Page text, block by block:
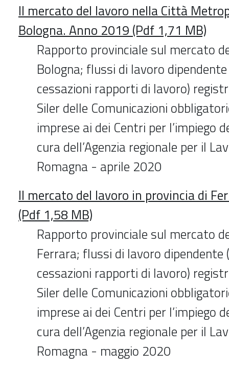
Il mercato del lavoro nella Città
Bologna. Anno 2019 (Pdf 1,71 MB)
Rapporto provinciale sul mercato
Bologna; flussi di lavoro
cessazioni rapporti di lavoro)
Siler delle Comunicazioni
imprese ai dei Centri per l’impiego
cura dell’Agenzia regionale per il
Romagna - aprile 2020
Il mercato del lavoro in provincia di
(Pdf 1,58 MB)
Rapporto provinciale sul mercato
Ferrara; flussi di lavoro dipendente
cessazioni rapporti di lavoro)
Siler delle Comunicazioni
imprese ai dei Centri per l’impiego
cura dell’Agenzia regionale per il
Romagna - maggio 2020